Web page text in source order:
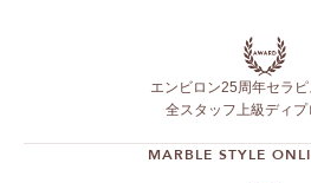
エンビロン25周年セラ
全スタッフ上級ディプ
MARBLE STYLE